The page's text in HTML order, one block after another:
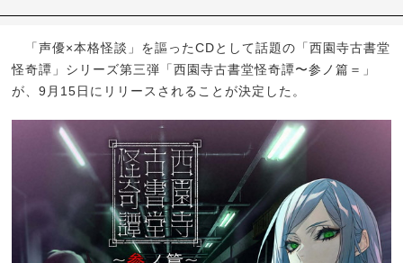
「声優×本格怪談」を謳ったCDとして話題の「西園寺古書堂
怪奇譚」シリーズ第三弾「西園寺古書堂怪奇譚〜参ノ篇＝」
が、9月15日にリリースされることが決定した。